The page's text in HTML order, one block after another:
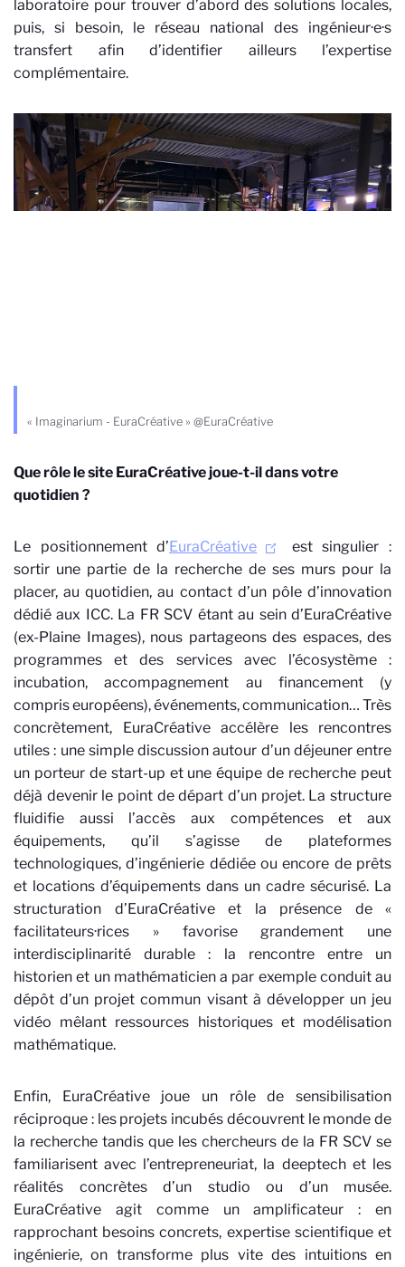
laboratoire pour trouver d’abord des solutions locales,
puis, si besoin, le réseau national des ingénieur·e·s
transfert afin d’identifier ailleurs l’expertise
complémentaire.
« Imaginarium - EuraCréative » @EuraCréative
Que rôle le site EuraCréative joue-t-il dans votre
quotidien ?
Le positionnement d’EuraCréative
est singulier :
sortir une partie de la recherche de ses murs pour la
placer, au quotidien, au contact d’un pôle d’innovation
dédié aux ICC. La FR SCV étant au sein d’EuraCréative
(ex-Plaine Images), nous partageons des espaces, des
programmes et des services avec l’écosystème :
incubation, accompagnement au financement (y
compris européens), événements, communication… Très
concrètement, EuraCréative accélère les rencontres
utiles : une simple discussion autour d’un déjeuner entre
un porteur de start-up et une équipe de recherche peut
déjà devenir le point de départ d’un projet. La structure
fluidifie aussi l’accès aux compétences et aux
équipements, qu’il s’agisse de plateformes
technologiques, d’ingénierie dédiée ou encore de prêts
et locations d’équipements dans un cadre sécurisé. La
structuration d’EuraCréative et la présence de «
facilitateurs·rices » favorise grandement une
interdisciplinarité durable : la rencontre entre un
historien et un mathématicien a par exemple conduit au
dépôt d’un projet commun visant à développer un jeu
vidéo mêlant ressources historiques et modélisation
mathématique.
Enfin, EuraCréative joue un rôle de sensibilisation
réciproque : les projets incubés découvrent le monde de
la recherche tandis que les chercheurs de la FR SCV se
familiarisent avec l’entrepreneuriat, la deeptech et les
réalités concrètes d’un studio ou d’un musée.
EuraCréative agit comme un amplificateur : en
rapprochant besoins concrets, expertise scientifique et
ingénierie, on transforme plus vite des intuitions en